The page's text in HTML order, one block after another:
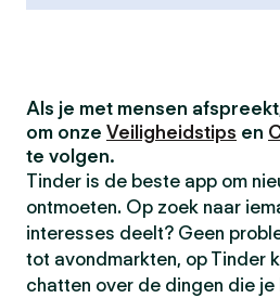
Als je met mensen
om onze Veiligheidstips en
te volgen.
Tinder is de beste app om
ontmoeten. Op zoek naar
interesses deelt? Geen
tot avondmarkten, op Tinder
chatten over de dingen die